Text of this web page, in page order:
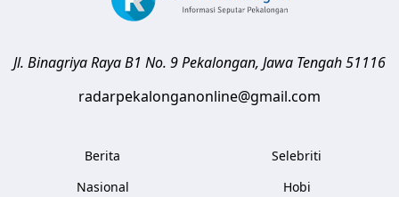
Jl. Binagriya Raya B1 No. 9Pekalongan, Jawa Tengah51116
radarpekalonganonline@gmail.com
Berita
Nasional
Selebriti
Hobi